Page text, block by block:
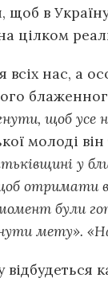
щоб в
цілком
нас, а
щоб усе
молоді
у
отримати
були
мету».